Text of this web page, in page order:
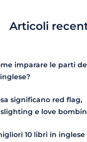
Articoli
imparare le parti
significano red flag,
e love
10 libri in inglese